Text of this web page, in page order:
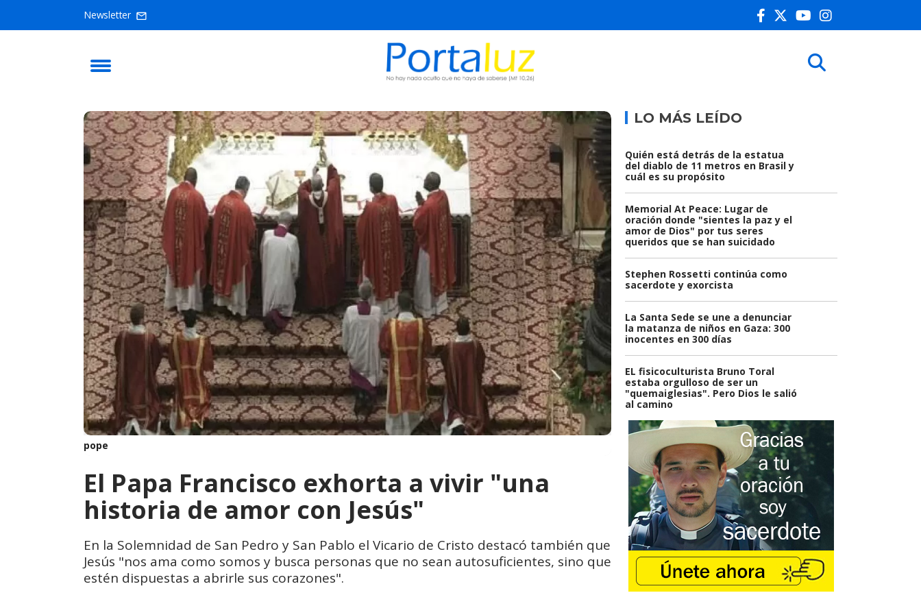
Newsletter
pope
El Papa Francisco exhorta a vivir "una
historia de amor con Jesús"
En la Solemnidad de San Pedro y San Pablo el Vicario de Cristo destacó también que
Jesús "nos ama como somos y busca personas que no sean autosuficientes, sino que
estén dispuestas a abrirle sus corazones".
LO MÁS LEÍDO
Quién está detrás de la estatua
del diablo de 11 metros en Brasil y
cuál es su propósito
Memorial At Peace: Lugar de
oración donde "sientes la paz y el
amor de Dios" por tus seres
queridos que se han suicidado
Stephen Rossetti continúa como
sacerdote y exorcista
La Santa Sede se une a denunciar
la matanza de niños en Gaza: 300
inocentes en 300 días
EL fisicoculturista Bruno Toral
estaba orgulloso de ser un
"quemaiglesias". Pero Dios le salió
al camino